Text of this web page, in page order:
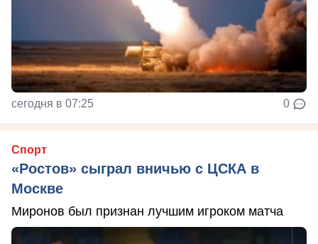
сегодня в 07:25 0
Спорт
«Ростов» сыграл вничью с ЦСКА в
Москве
Миронов был признан лучшим игроком матча